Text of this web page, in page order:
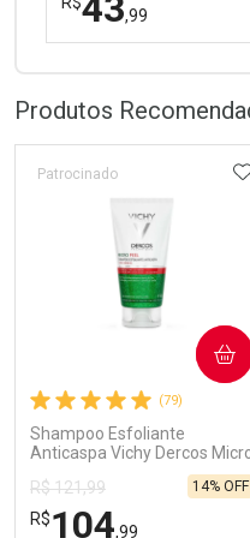
,99
Laboratório
Ativar Desconto
Comprar sem
Por Menos
Comprar sem
Produtos
(79)
Shampoo Esfoliante
Anticaspa Vichy Dercos
Patrocinado
R$ 121,99
R$104,99
14% OFF
COMPRAR